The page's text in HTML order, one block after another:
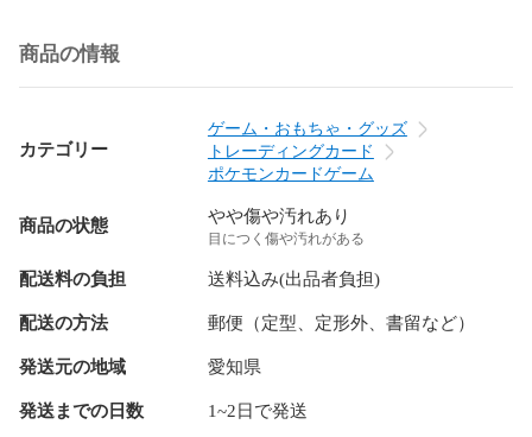
商品の情報
カテゴリー
ゲーム・おもちゃ・グッズ
トレーディングカード
ポケモンカードゲーム
商品の状態 やや傷や汚れあり
目につく傷や汚れがある
配送料の負担 送料込み(出品者負担)
配送の方法 郵便（定型、定形外、書留など）
発送元の地域 愛知県
発送までの日数 1~2日で発送